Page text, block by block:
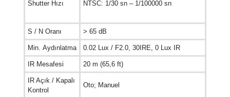
Shutter Hızı
NTSC: 1/30 sn – 1/100000 sn
S / N Oranı > 65 dB
Min. Aydınlatma 0.02 Lux / F2.0, 30IRE, 0 Lux IR
IR Mesafesi 20 m (65,6 ft)
IR Açık / Kapalı
Kontrol
Oto; Manuel